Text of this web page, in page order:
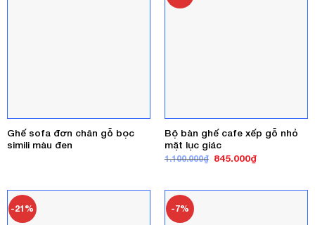
Ghế sofa đơn chân gỗ bọc
simili màu đen
Bộ bàn ghế cafe xếp gỗ nhỏ
mặt lục giác
1.100.000₫ Giá
845.000₫Giá
845.000₫.
-21% -7%